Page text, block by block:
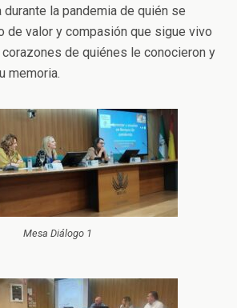
la pandemia de quién se
de valor y compasión que sigue vivo
de quiénes le conocieron y
memoria.
Mesa Diálogo 1